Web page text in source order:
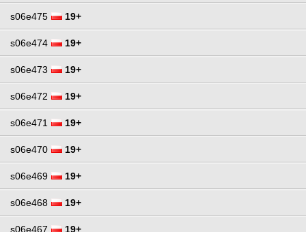
s06e475 19+
s06e474 19+
s06e473 19+
s06e472 19+
s06e471 19+
s06e470 19+
s06e469 19+
s06e468 19+
s06e467 19+